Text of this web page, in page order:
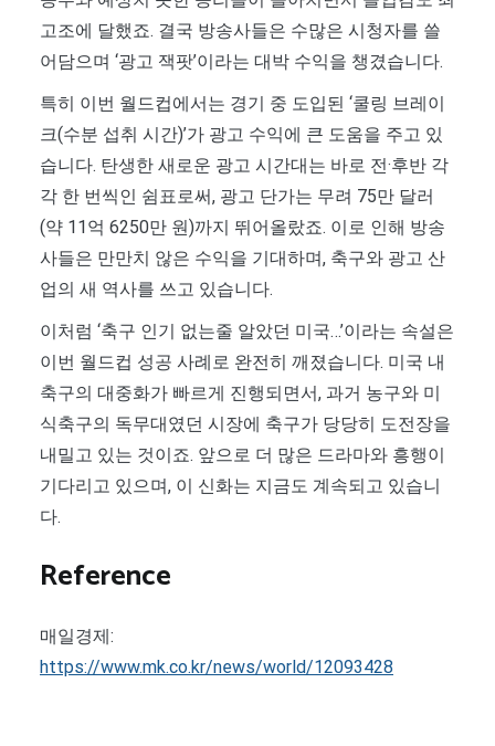
고조에 달했죠. 결국 방송사들은 수많은 시청자를 쓸
어담으며 ‘광고 잭팟’이라는 대박 수익을 챙겼습니다.
특히 이번 월드컵에서는 경기 중 도입된 ‘쿨링 브레이
크(수분 섭취 시간)’가 광고 수익에 큰 도움을 주고 있
습니다. 탄생한 새로운 광고 시간대는 바로 전·후반 각
각 한 번씩인 쉼표로써, 광고 단가는 무려 75만 달러
(약 11억 6250만 원)까지 뛰어올랐죠. 이로 인해 방송
사들은 만만치 않은 수익을 기대하며, 축구와 광고 산
업의 새 역사를 쓰고 있습니다.
이처럼 ‘축구 인기 없는줄 알았던 미국…’이라는 속설은
이번 월드컵 성공 사례로 완전히 깨졌습니다. 미국 내
축구의 대중화가 빠르게 진행되면서, 과거 농구와 미
식축구의 독무대였던 시장에 축구가 당당히 도전장을
내밀고 있는 것이죠. 앞으로 더 많은 드라마와 흥행이
기다리고 있으며, 이 신화는 지금도 계속되고 있습니
다.
Reference
매일경제:
https://www.mk.co.kr/news/world/12093428